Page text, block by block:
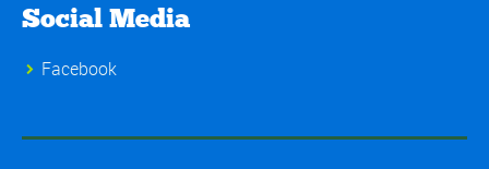
Social Media
Facebook